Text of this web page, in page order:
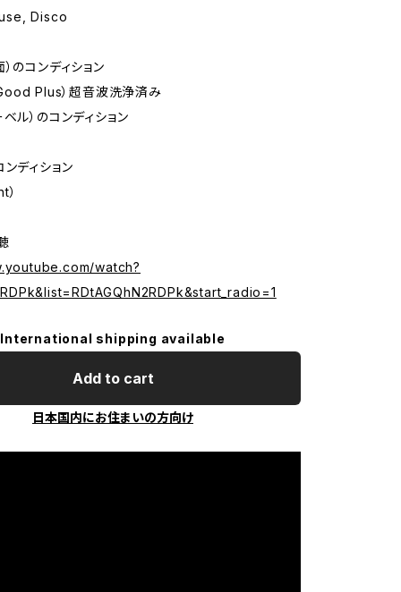
Disco
のコンディション
Plus）超音波洗浄済み
ル）のコンディション
ンディション
watch?
International shipping available
Add to cart
日本国内にお住まいの方向け